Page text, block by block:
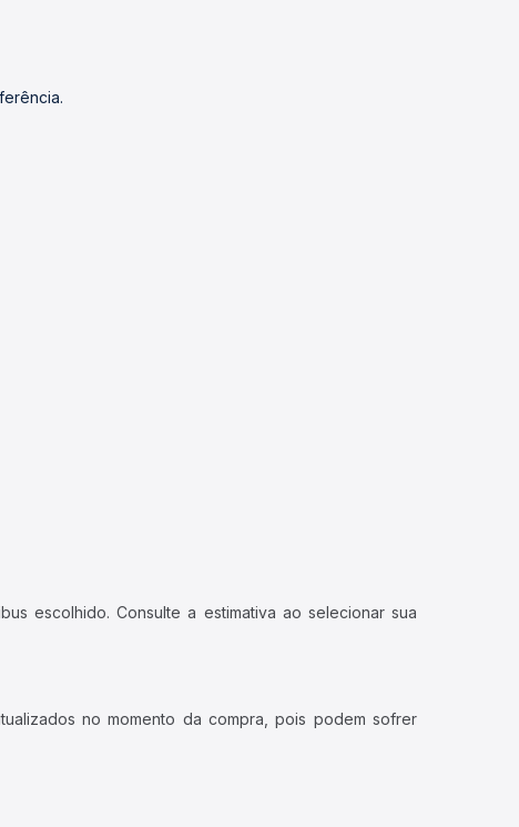
escolhido. Consulte a estimativa ao selecionar sua
no momento da compra, pois podem sofrer